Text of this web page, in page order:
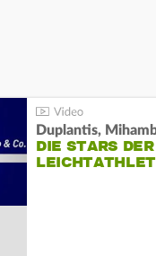
Duplantis,
DIE STARS DER